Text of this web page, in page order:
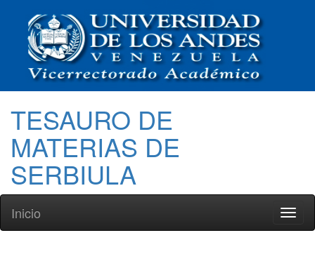
TESAURO DE
MATERIAS DE
SERBIULA
Inicio